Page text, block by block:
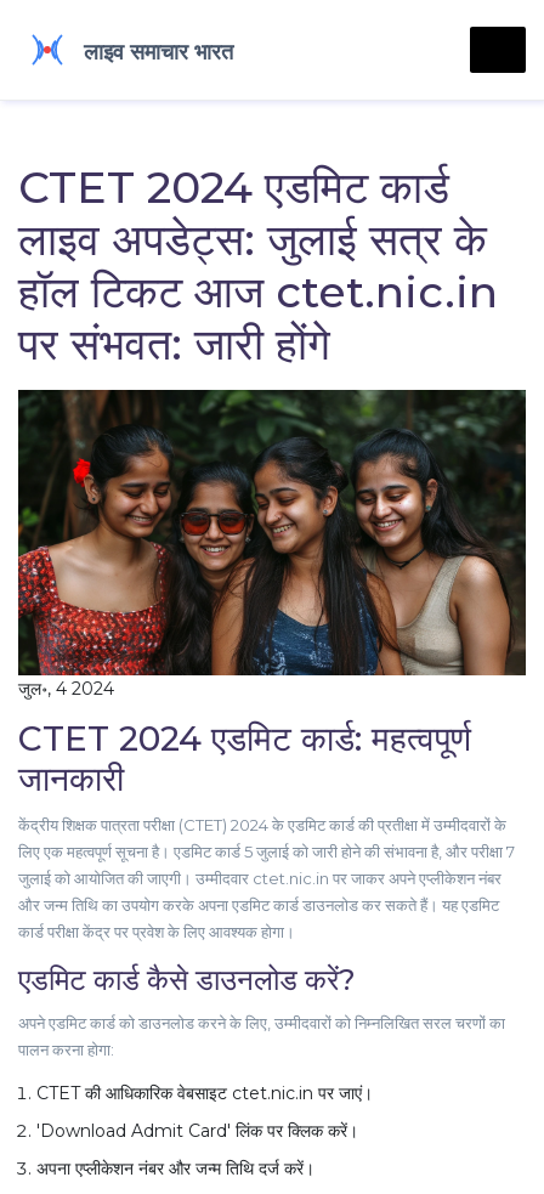
CTET 2024 एडमिट कार्ड
लाइव अपडेट्स: जुलाई सत्र के
हॉल टिकट आज ctet.nic.in
पर संभवत: जारी होंगे
जुल॰, 4 2024
CTET 2024 एडमिट कार्ड: महत्वपूर्ण
जानकारी
केंद्रीय शिक्षक पात्रता परीक्षा (CTET) 2024 के एडमिट कार्ड की प्रतीक्षा में उम्मीदवारों के
लिए एक महत्वपूर्ण सूचना है। एडमिट कार्ड 5 जुलाई को जारी होने की संभावना है, और परीक्षा 7
जुलाई को आयोजित की जाएगी। उम्मीदवार ctet.nic.in पर जाकर अपने एप्लीकेशन नंबर
और जन्म तिथि का उपयोग करके अपना एडमिट कार्ड डाउनलोड कर सकते हैं। यह एडमिट
कार्ड परीक्षा केंद्र पर प्रवेश के लिए आवश्यक होगा।
एडमिट कार्ड कैसे डाउनलोड करें?
अपने एडमिट कार्ड को डाउनलोड करने के लिए, उम्मीदवारों को निम्नलिखित सरल चरणों का
पालन करना होगा:
CTET की आधिकारिक वेबसाइट ctet.nic.in पर जाएं।
'Download Admit Card' लिंक पर क्लिक करें।
अपना एप्लीकेशन नंबर और जन्म तिथि दर्ज करें।